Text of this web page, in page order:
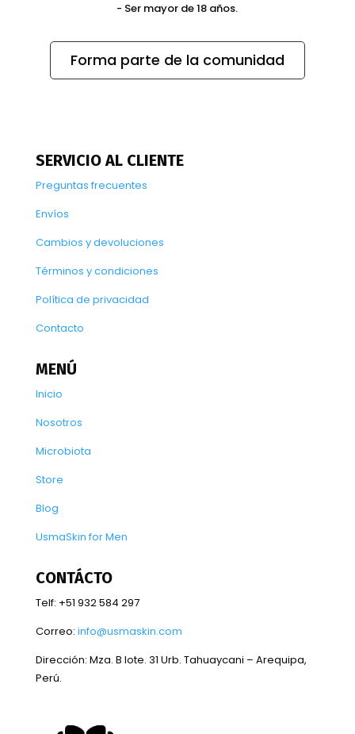
- Ser mayor de 18 años.
Forma parte de la comunidad
SERVICIO AL CLIENTE
Preguntas frecuentes
Envíos
Cambios y devoluciones
Términos y condiciones
Política de privacidad
Contacto
MENÚ
Inicio
Nosotros
Microbiota
Store
Blog
UsmaSkin for Men
CONTÁCTO
Telf: +51 932 584 297
Correo: info@usmaskin.com
Dirección: Mza. B lote. 31 Urb. Tahuaycani – Arequipa,
Perú.